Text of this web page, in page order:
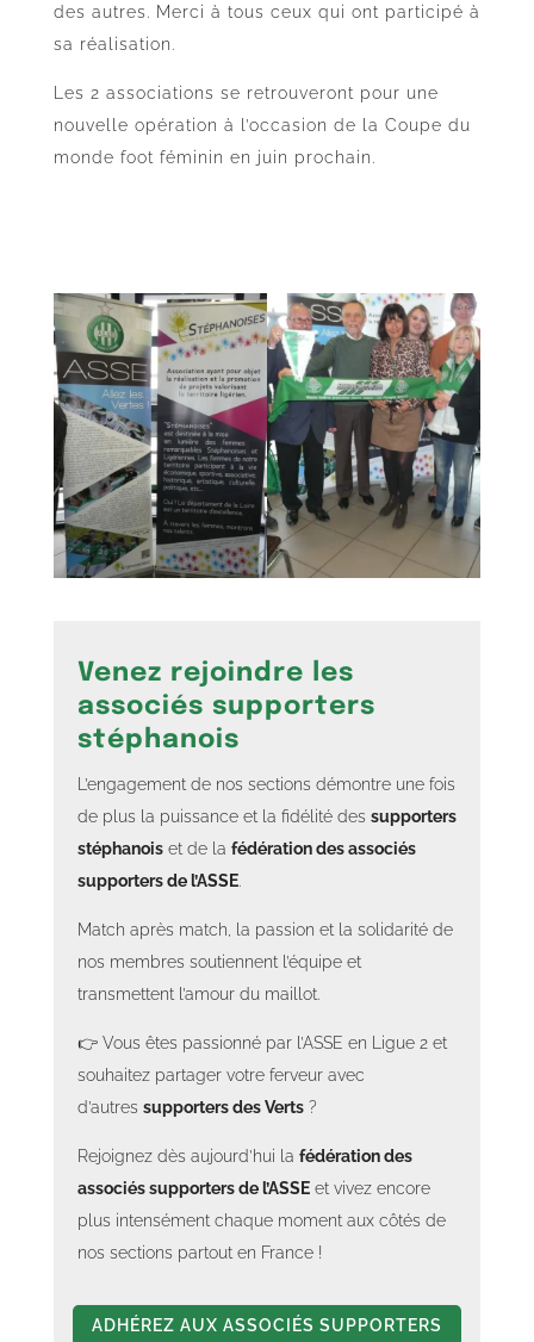
des autres. Merci à tous ceux qui ont participé à
sa réalisation.
Les 2 associations se retrouveront pour une
nouvelle opération à l’occasion de la Coupe du
monde foot féminin en juin prochain.
Venez rejoindre les
associés supporters
stéphanois
L’engagement de nos sections démontre une fois
de plus la puissance et la fidélité des supporters
stéphanois et de la fédération des associés
supporters de l’ASSE.
Match après match, la passion et la solidarité de
nos membres soutiennent l’équipe et
transmettent l’amour du maillot.
👉 Vous êtes passionné par l’ASSE en Ligue 2 et
souhaitez partager votre ferveur avec
d’autres supporters des Verts ?
Rejoignez dès aujourd’hui la fédération des
associés supporters de l’ASSE et vivez encore
plus intensément chaque moment aux côtés de
nos sections partout en France !
ADHÉREZ AUX ASSOCIÉS SUPPORTERS